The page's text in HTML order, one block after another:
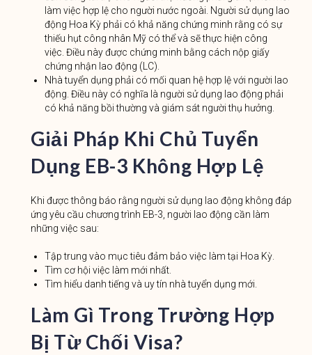
làm việc hợp lệ cho người nước ngoài. Người sử dụng lao
động Hoa Kỳ phải có khả năng chứng minh rằng có sự
thiếu hụt công nhân Mỹ có thể và sẽ thực hiện công
việc. Điều này được chứng minh bằng cách nộp giấy
chứng nhận lao động (LC).
Nhà tuyển dụng phải có mối quan hệ hợp lệ với người lao
động. Điều này có nghĩa là người sử dụng lao động phải
có khả năng bồi thường và giám sát người thụ hưởng.
Giải Pháp Khi Chủ Tuyển
Dụng EB-3 Không Hợp Lệ
Khi được thông báo rằng người sử dụng lao động không đáp
ứng yêu cầu chương trình EB-3, người lao động cần làm
những việc sau:
Tập trung vào mục tiêu đảm bảo việc làm tại Hoa Kỳ.
Tìm cơ hội việc làm mới nhất.
Tìm hiểu danh tiếng và uy tín nhà tuyển dụng mới.
Làm Gì Trong Trường Hợp
Bị Từ Chối Visa?